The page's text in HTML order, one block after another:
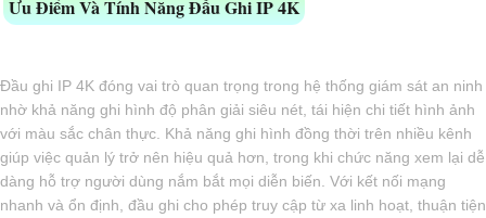
Ưu Điểm Và Tính Năng Đầu Ghi IP 4K
Đầu ghi IP 4K đóng vai trò quan trọng trong hệ thống giám sát an ninh
nhờ khả năng ghi hình độ phân giải siêu nét, tái hiện chi tiết hình ảnh
với màu sắc chân thực. Khả năng ghi hình đồng thời trên nhiều kênh
giúp việc quản lý trở nên hiệu quả hơn, trong khi chức năng xem lại dễ
dàng hỗ trợ người dùng nắm bắt mọi diễn biến. Với kết nối mạng
nhanh và ổn định, đầu ghi cho phép truy cập từ xa linh hoạt, thuận tiện